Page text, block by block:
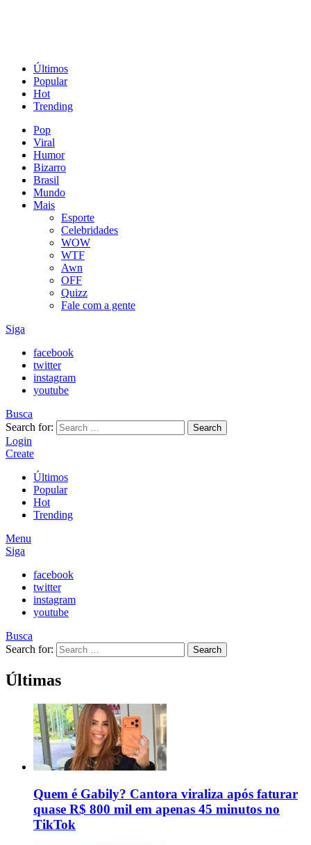
Últimos
Popular
Hot
Trending
Pop
Viral
Humor
Bizarro
Brasil
Mundo
Mais
Esporte
Celebridades
WOW
WTF
Awn
OFF
Quizz
Fale com a gente
Siga
facebook
twitter
instagram
youtube
Busca
Search for:
Search
Login
Create
Últimos
Popular
Hot
Trending
Menu
Siga
facebook
twitter
instagram
youtube
Busca
Search for:
Search
Últimas
Quem é Gabily? Cantora viraliza após faturar
quase R$ 800 mil em apenas 45 minutos no
TikTok